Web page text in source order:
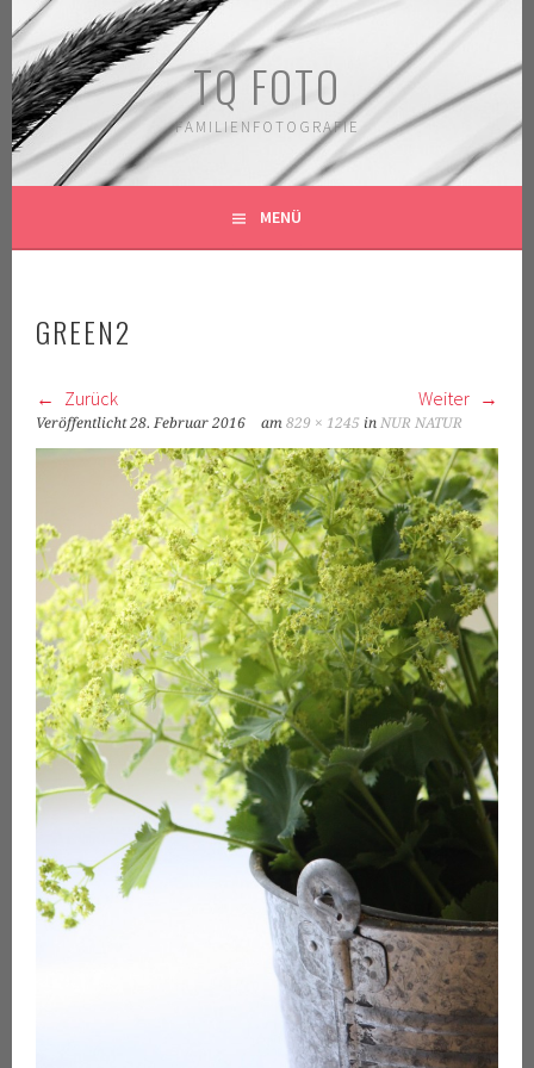
Springe
zum
Inhalt
TQ FOTO
FAMILIENFOTOGRAFIE
MENÜ
GREEN2
Zurück Weiter
Veröffentlicht28. Februar 2016 am829 × 1245 inNUR NATUR